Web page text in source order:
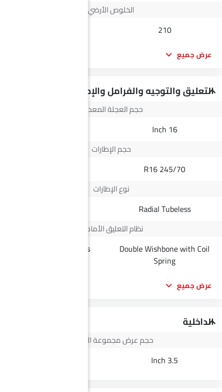
الخلوص الأرضي
210
عرض جميع
التعليق والتوجيه والفرامل والإطارات
حجم العجلة المعدنية
16 Inch
حجم الإطارات
245/70 R16
نوع الإطارات
Radial Tubeless
نظام التعليق الأمامي
Double Wishbone with Coil
Spring
Torsion Bat Springs
عرض جميع
الداخلية
حجم عرض مجموعة الأجهزة
3.5 Inch